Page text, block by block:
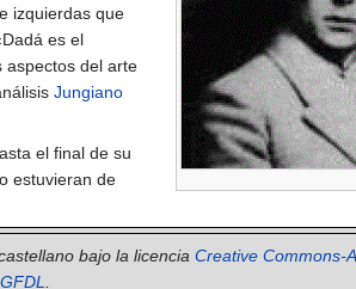
izquierdas que
es el
aspectos del arte
Jungiano
el final de su
estuvieran de
bajo la licencia Creative Commons-
GFDL